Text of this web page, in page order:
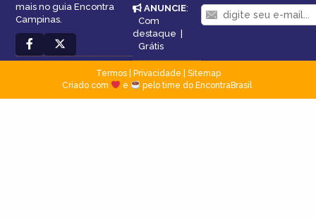
mais no guia Encontra
Campinas.
ANUNCIE:
Com
destaque |
Grátis
Termos| Privacidade
Sitemap
Criado com
e pelo time do EncontraBrasil